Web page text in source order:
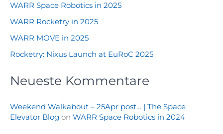
WARR Space Robotics in 2025
WARR Rocketry in 2025
WARR MOVE in 2025
Rocketry: Nixus Launch at EuRoC 2025
Neueste Kommentare
Weekend Walkabout – 25Apr post… | The Space
Elevator Blog on WARR Space Robotics in 2024